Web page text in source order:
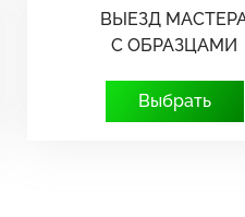
ВЫЕЗД
С ОБРАЗЦАМИ
Выбрать